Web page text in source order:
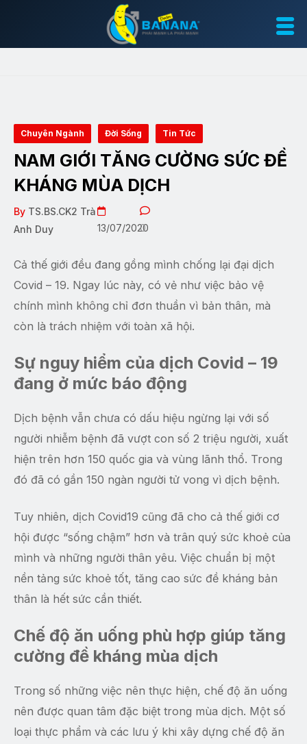
Chuyên Ngành Đời Sống Tin Tức
NAM GIỚI TĂNG CƯỜNG SỨC ĐỀ
KHÁNG MÙA DỊCH
By TS.BS.CK2 Trà
Anh Duy
13/07/2020
0
Cả thế giới đều đang gồng mình chống lại đại dịch
Covid – 19. Ngay lúc này, có vẻ như việc bảo vệ
chính mình không chỉ đơn thuần vì bản thân, mà
còn là trách nhiệm với toàn xã hội.
Sự nguy hiểm của dịch Covid – 19
đang ở mức báo động
Dịch bệnh vẫn chưa có dấu hiệu ngừng lại với số
người nhiễm bệnh đã vượt con số 2 triệu người, xuất
hiện trên hơn 150 quốc gia và vùng lãnh thổ. Trong
đó đã có gần 150 ngàn người tử vong vì dịch bệnh.
Tuy nhiên, dịch Covid19 cũng đã cho cả thế giới cơ
hội được “sống chậm” hơn và trân quý sức khoẻ của
mình và những người thân yêu. Việc chuẩn bị một
nền tảng sức khoẻ tốt, tăng cao sức đề kháng bản
thân là hết sức cần thiết.
Chế độ ăn uống phù hợp giúp tăng
cường đề kháng mùa dịch
Trong số những việc nên thực hiện, chế độ ăn uống
nên được quan tâm đặc biệt trong mùa dịch. Một số
loại thực phẩm và các lưu ý khi xây dựng chế độ ăn